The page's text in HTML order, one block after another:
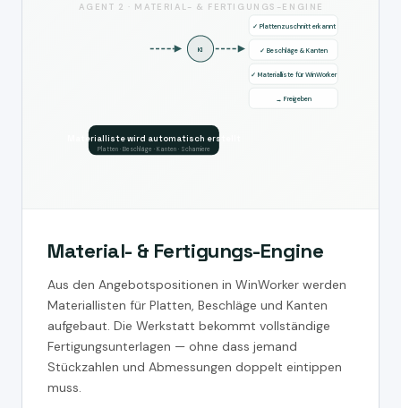
AGENT 2 · MATERIAL- & FERTIGUNGS-ENGINE
KI
✓ Plattenzuschnitt erkannt
✓ Beschläge & Kanten
✓ Materialliste für WinWorker
→ Freigeben
Materialliste wird automatisch erstellt
Platten · Beschläge · Kanten · Scharniere
Material- & Fertigungs-Engine
Aus den Angebotspositionen in WinWorker werden
Materiallisten für Platten, Beschläge und Kanten
aufgebaut. Die Werkstatt bekommt vollständige
Fertigungsunterlagen — ohne dass jemand
Stückzahlen und Abmessungen doppelt eintippen
muss.